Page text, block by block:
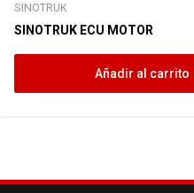
SINOTRUK
SINOTRUK ECU MOTOR
Añadir al carrito